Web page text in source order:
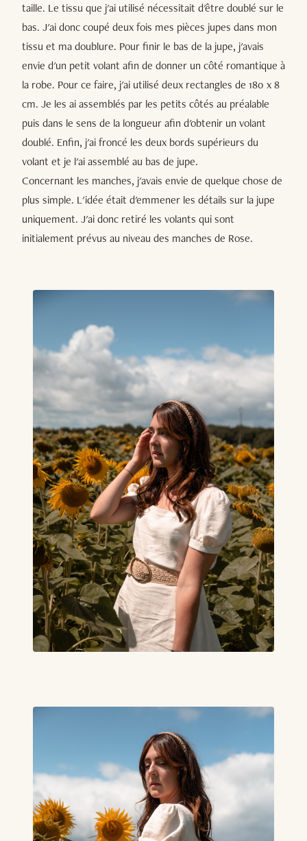
taille. Le tissu que j'ai utilisé nécessitait d'être doublé sur le
bas. J'ai donc coupé deux fois mes pièces jupes dans mon
tissu et ma doublure. Pour finir le bas de la jupe, j'avais
envie d'un petit volant afin de donner un côté romantique à
la robe. Pour ce faire, j'ai utilisé deux rectangles de 180 x 8
cm. Je les ai assemblés par les petits côtés au préalable
puis dans le sens de la longueur afin d'obtenir un volant
doublé. Enfin, j'ai froncé les deux bords supérieurs du
volant et je l'ai assemblé au bas de jupe.
Concernant les manches, j'avais envie de quelque chose de
plus simple. L'idée était d'emmener les détails sur la jupe
uniquement. J'ai donc retiré les volants qui sont
initialement prévus au niveau des manches de Rose.